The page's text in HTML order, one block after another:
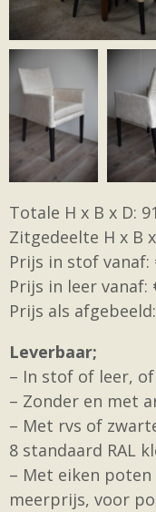
Totale H x B x D:
Zitgedeelte H x B
Prijs in stof vanaf:
Prijs in leer vanaf:
Prijs als
Leverbaar;
– In stof of leer,
– Zonder en met
– Met rvs of
8 standaard RAL
– Met eiken
meerprijs, voor